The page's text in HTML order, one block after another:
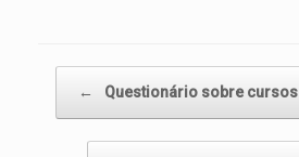
← Questionário sobre